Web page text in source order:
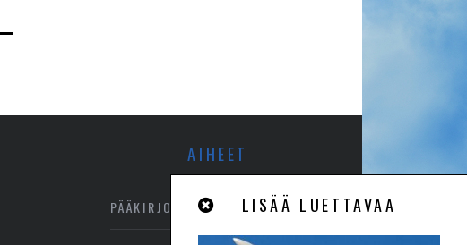
LISÄÄ LUETTAVAA
AIHEET
PÄÄKIRJOITUS